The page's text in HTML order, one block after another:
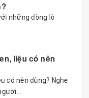
những dòng lò
liệu có nên
có nên dùng? Nghe